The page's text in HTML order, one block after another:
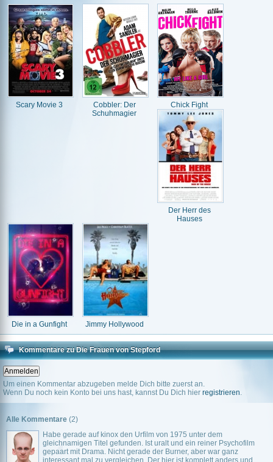
Scary Movie 3
Cobbler: Der
Schuhmagier
Chick Fight
Der Herr des
Hauses
Die in a Gunfight Jimmy Hollywood
Kommentare zu Die Frauen von Stepford
Um einen Kommentar abzugeben melde Dich bitte zuerst an.
Wenn Du noch kein Konto bei uns hast, kannst Du Dich hier registrieren.
Alle Kommentare (2)
Habe gerade auf kinox den Urfilm von 1975 unter dem
gleichnamigen Titel gefunden. Ist uralt und ein reiner Psychofilm
gepaart mit Drama. Nicht gerade der Burner, aber war ganz
interessant mal zu vergleichen. Der hier ist komplett anders und